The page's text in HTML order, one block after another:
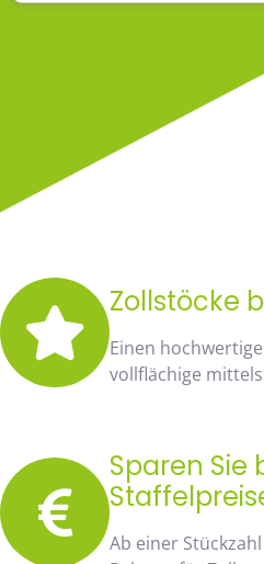
Zollstöcke
Einen
vollflächige
Sparen
Ab einer